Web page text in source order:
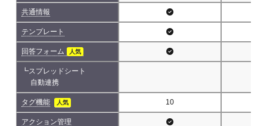
共通情報
テンプレート
回答フォーム 人気
┗スプレッドシート
自動連携
タグ機能 人気 10
アクション管理